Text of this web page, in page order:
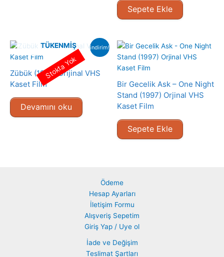
Sepete Ekle
indirim!
TÜKENMIŞ
Zübük (1980) Orijinal VHS
Kaset Film
Devamını oku
Stokta Yok
Bir Gecelik Ask – One Night
Stand (1997) Orjinal VHS
Kaset Film
Sepete Ekle
Ödeme
Hesap Ayarları
İletişim Formu
Alışveriş Sepetim
Giriş Yap / Uye ol
İade ve Değişim
Teslimat Şartları